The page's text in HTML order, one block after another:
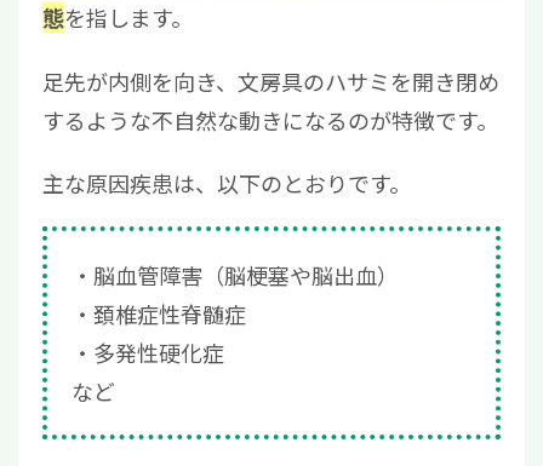
態を指します。
足先が内側を向き、文房具のハサミを開き閉め
するような不自然な動きになるのが特徴です。
主な原因疾患は、以下のとおりです。
脳血管障害（脳梗塞や脳出血）
頚椎症性脊髄症
多発性硬化症
など